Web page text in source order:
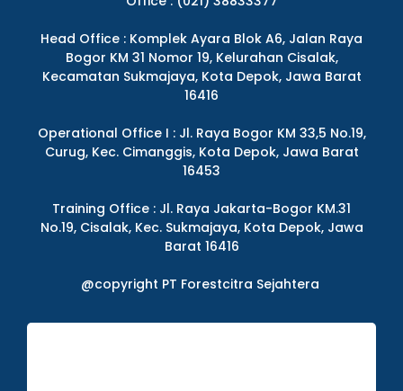
Head Office : Komplek Ayara Blok A6, Jalan Raya
Bogor KM 31 Nomor 19, Kelurahan Cisalak,
Kecamatan Sukmajaya, Kota Depok, Jawa Barat
16416
Operational Office I : Jl. Raya Bogor KM 33,5 No.19,
Curug, Kec. Cimanggis, Kota Depok, Jawa Barat
16453
Training Office : Jl. Raya Jakarta-Bogor KM.31
No.19, Cisalak, Kec. Sukmajaya, Kota Depok, Jawa
Barat 16416
@copyright PT Forestcitra Sejahtera